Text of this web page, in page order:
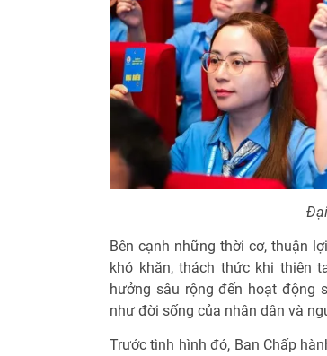
Bên cạnh những thời cơ, thuận
khó khăn, thách thức khi thiên
hưởng sâu rộng đến hoạt động
như đời sống của nhân dân và
Trước tình hình đó, Ban Chấp